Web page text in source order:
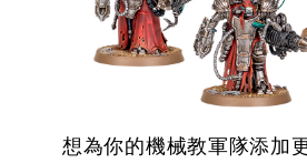
想為你的機械教軍隊添加